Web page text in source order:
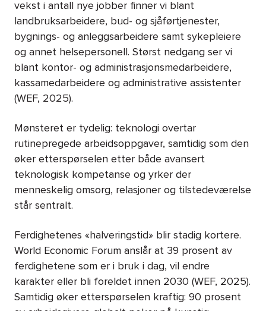
vekst i antall nye jobber finner vi blant
landbruksarbeidere, bud- og sjåførtjenester,
bygnings- og anleggsarbeidere samt sykepleiere
og annet helsepersonell. Størst nedgang ser vi
blant kontor- og administrasjonsmedarbeidere,
kassamedarbeidere og administrative assistenter
(WEF, 2025).
Mønsteret er tydelig: teknologi overtar
rutinepregede arbeidsoppgaver, samtidig som den
øker etterspørselen etter både avansert
teknologisk kompetanse og yrker der
menneskelig omsorg, relasjoner og tilstedeværelse
står sentralt.
Ferdighetenes «halveringstid» blir stadig kortere.
World Economic Forum anslår at 39 prosent av
ferdighetene som er i bruk i dag, vil endre
karakter eller bli foreldet innen 2030 (WEF, 2025).
Samtidig øker etterspørselen kraftig: 90 prosent